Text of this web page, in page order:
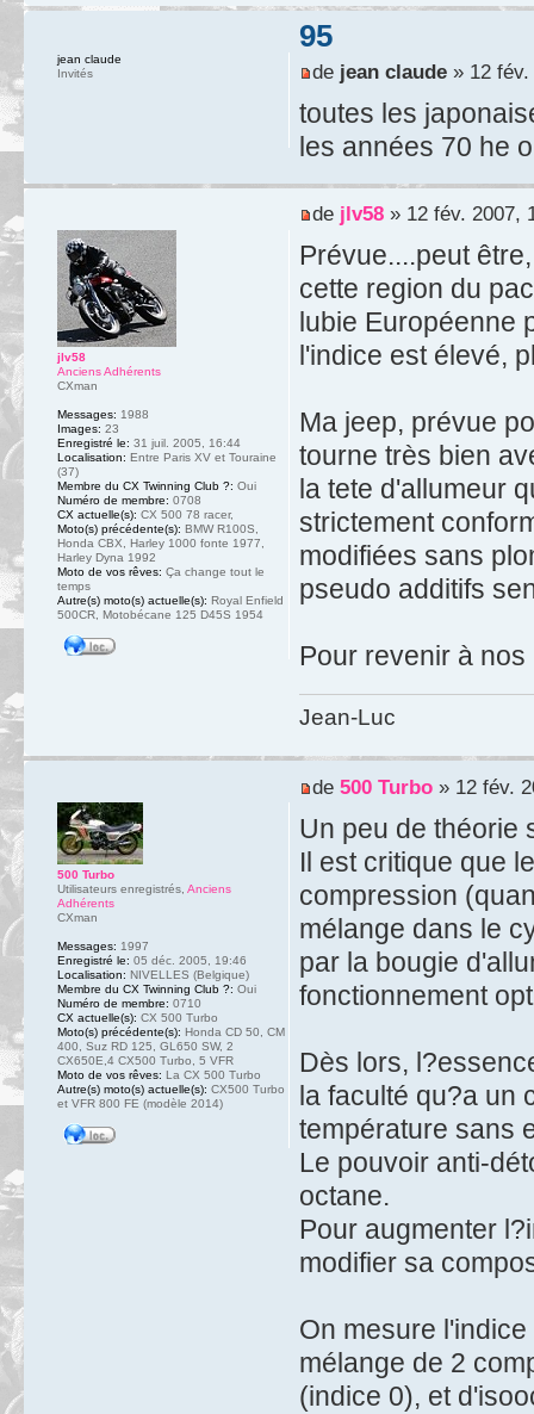
95
de jean claude» 12 fév.
toutes les
les années 70 he
jean claude
Invités
de jlv58» 12 fév. 2007,
Prévue....peut
cette region du
lubie Européenne
l'indice est élevé,
Ma jeep, prévue
tourne très bien
la tete d'allumeur
strictement
modifiées sans
pseudo additifs
Pour revenir à
Jean-Luc
jlv58
Anciens Adhérents
CXman
Messages: 1988
Images: 23
Enregistré le: 31 juil. 2005, 16:44
Localisation: Entre Paris XV et Touraine
(37)
Membre du CX Twinning Club ?: Oui
Numéro de membre: 0708
CX actuelle(s): CX 500 78 racer,
Moto(s) précédente(s): BMW R100S,
Honda CBX, Harley 1000 fonte 1977,
Harley Dyna 1992
Moto de vos rêves: Ça change tout le
temps
Autre(s) moto(s) actuelle(s): Royal Enfield
500CR, Motobécane 125 D45S 1954
de 500 Turbo» 12 fév.
Un peu de théorie
Il est critique que
compression
mélange dans le
par la bougie
fonctionnement
Dès lors,
la faculté qu?a un
température sans
Le pouvoir anti-
octane.
Pour augmenter
modifier sa
On mesure
mélange de 2
(indice 0), et
500 Turbo
Utilisateurs enregistrés Anciens
Adhérents
CXman
Messages: 1997
Enregistré le: 05 déc. 2005, 19:46
Localisation: NIVELLES (Belgique)
Membre du CX Twinning Club ?: Oui
Numéro de membre: 0710
CX actuelle(s): CX 500 Turbo
Moto(s) précédente(s): Honda CD 50, CM
400, Suz RD 125, GL650 SW, 2
CX650E,4 CX500 Turbo, 5 VFR
Moto de vos rêves: La CX 500 Turbo
Autre(s) moto(s) actuelle(s): CX500 Turbo
et VFR 800 FE (modèle 2014)